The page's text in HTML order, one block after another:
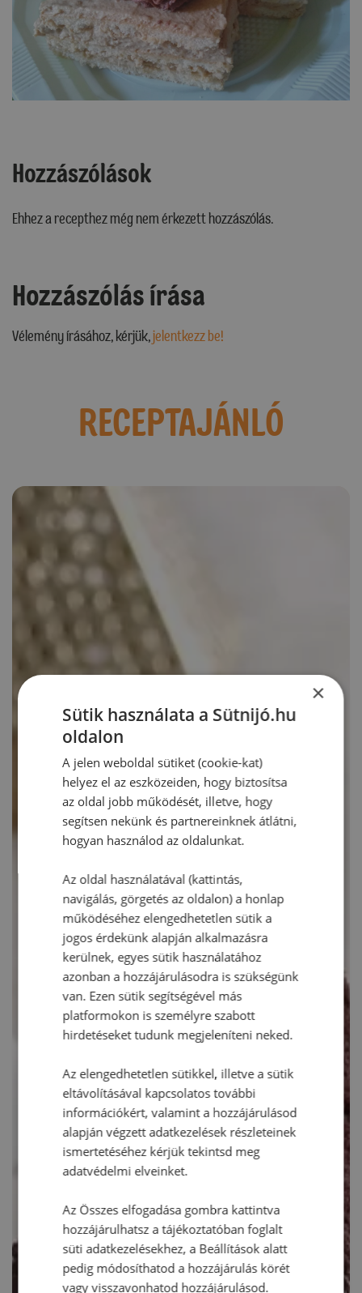
Hozzászólások
Ehhez a recepthez még nem érkezett hozzászólás.
Hozzászólás írása
Vélemény írásához, kérjük,jelentkezz be!
RECEPTAJÁNLÓ
×
Sütik használata a Sütnijó.hu
oldalon
A jelen weboldal sütiket (cookie-kat)
helyez el az eszközeiden, hogy biztosítsa
az oldal jobb működését, illetve, hogy
segítsen nekünk és partnereinknek átlátni,
hogyan használod az oldalunkat.
Az oldal használatával (kattintás,
navigálás, görgetés az oldalon) a honlap
működéséhez elengedhetetlen sütik a
jogos érdekünk alapján alkalmazásra
kerülnek, egyes sütik használatához
azonban a hozzájárulásodra is szükségünk
van. Ezen sütik segítségével más
platformokon is személyre szabott
hirdetéseket tudunk megjeleníteni neked.
Az elengedhetetlen sütikkel, illetve a sütik
eltávolításával kapcsolatos további
információkért, valamint a hozzájárulásod
alapján végzett adatkezelések részleteinek
ismertetéséhez kérjük tekintsd meg
adatvédelmi elveinket.
Az Összes elfogadása gombra kattintva
hozzájárulhatsz a tájékoztatóban foglalt
süti adatkezelésekhez, a Beállítások alatt
pedig módosíthatod a hozzájárulás körét
vagy visszavonhatod hozzájárulásod.